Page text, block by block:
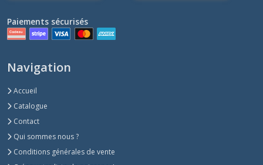
Paiements sécurisés
Navigation
Accueil
Catalogue
Contact
Qui sommes nous ?
Conditions générales de vente